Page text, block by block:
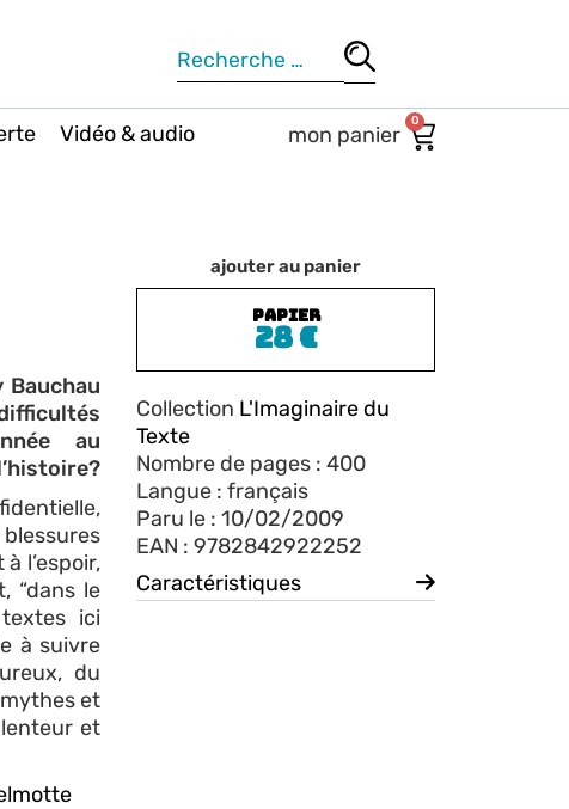
Vidéo & audio 0
au
l’espoir,
“dans le
ici
à suivre
du
et
et
ajouter au panier
PAPIER
28€
Collection L'Imaginaire du
Texte
Nombre de pages : 400
Langue : français
Paru le : 10/02/2009
EAN : 9782842922252
Caractéristiques